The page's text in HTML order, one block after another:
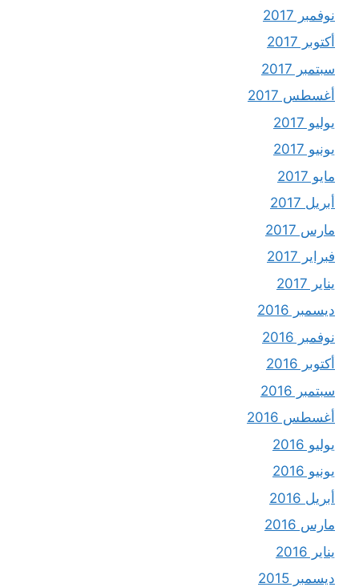
نوفمبر 2017
أكتوبر 2017
سبتمبر 2017
أغسطس 2017
يوليو 2017
يونيو 2017
مايو 2017
أبريل 2017
مارس 2017
فبراير 2017
يناير 2017
ديسمبر 2016
نوفمبر 2016
أكتوبر 2016
سبتمبر 2016
أغسطس 2016
يوليو 2016
يونيو 2016
أبريل 2016
مارس 2016
يناير 2016
ديسمبر 2015